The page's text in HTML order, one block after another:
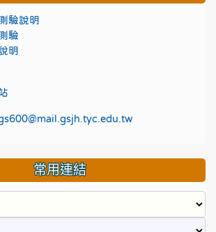
驗說明
驗
明
常用連結